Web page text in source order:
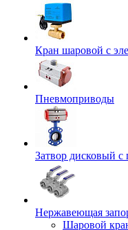
Кран шаровой с
Пневмоприводы
Затвор дисковый
Нержавеющая
Шаровой